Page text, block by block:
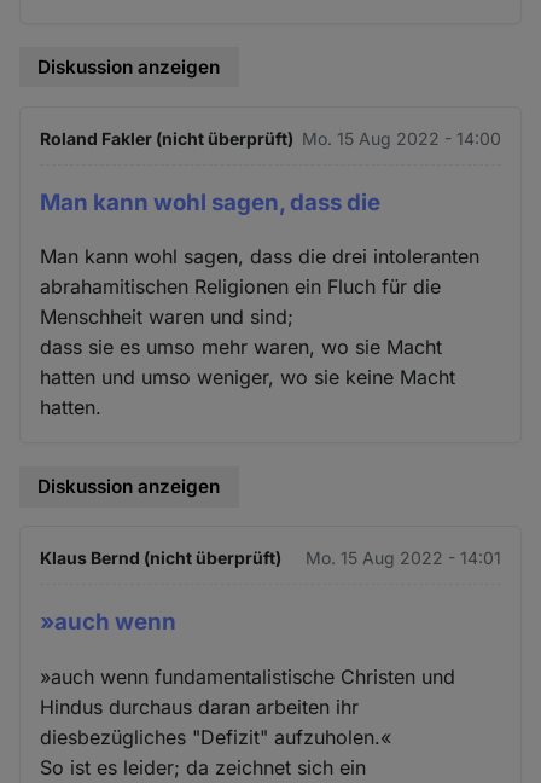
Diskussion anzeigen
Roland Fakler (nicht überprüft) Mo. 15 Aug 2022 - 14:00
Man kann wohl sagen, dass die
Man kann wohl sagen, dass die drei intoleranten
abrahamitischen Religionen ein Fluch für die
Menschheit waren und sind;
dass sie es umso mehr waren, wo sie Macht
hatten und umso weniger, wo sie keine Macht
hatten.
Diskussion anzeigen
Klaus Bernd (nicht überprüft) Mo. 15 Aug 2022 - 14:01
»auch wenn
»auch wenn fundamentalistische Christen und
Hindus durchaus daran arbeiten ihr
diesbezügliches "Defizit" aufzuholen.«
So ist es leider; da zeichnet sich ein